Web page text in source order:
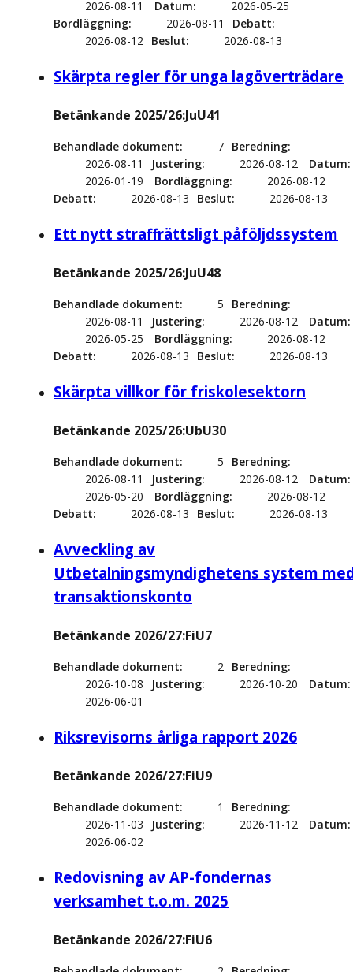
2026-08-11 Datum
2026-05-25
Bordläggning
2026-08-11
Debatt
2026-08-12 Beslut 2026-08-13
Skärpta regler för unga lagöverträdare
Betänkande 2025/26:JuU41
Behandlade dokument 7 Beredning
2026-08-11
Justering 2026-08-12
Datum
2026-01-19
Bordläggning
2026-08-12
Debatt
2026-08-13 Beslut 2026-08-13
Ett nytt straffrättsligt påföljdssystem
Betänkande 2025/26:JuU48
Behandlade dokument 5
Beredning
2026-08-11
Justering 2026-08-12
Datum
2026-05-25
Bordläggning
2026-08-12
Debatt
2026-08-13 Beslut 2026-08-13
Skärpta villkor för friskolesektorn
Betänkande 2025/26:UbU30
Behandlade dokument 5
Beredning
2026-08-11
Justering 2026-08-12
Datum
2026-05-20
Bordläggning
2026-08-12
Debatt
2026-08-13 Beslut 2026-08-13
Avveckling av
Utbetalningsmyndighetens system
transaktionskonto
Betänkande 2026/27:FiU7
Behandlade dokument 2 Beredning
2026-10-08
Justering 2026-10-20
Datum
2026-06-01
Riksrevisorns årliga rapport 2026
Betänkande 2026/27:FiU9
Behandlade dokument 1
Beredning
2026-11-03
Justering 2026-11-12
Datum
2026-06-02
Redovisning av AP-fondernas
verksamhet t.o.m. 2025
Betänkande 2026/27:FiU6